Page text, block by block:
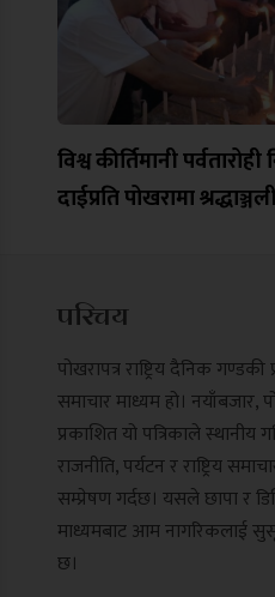
विश्व कीर्तिमानी पर्वतारोही
दाईप्रति पोखरामा
परिचय
पोखरापत्र राष्ट्रिय दैनिक
समाचार माध्यम हो। नयाँबजार,
प्रकाशित यो पत्रिकाले स्थानीय
राजनीति, पर्यटन र राष्ट्रिय
सम्प्रेषण गर्दछ। यसले छापा र
माध्यमबाट आम नागरिकलाई
छ।